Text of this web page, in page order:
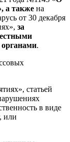
а также на
от 30 декабря
за
.
статьей
в виде
или